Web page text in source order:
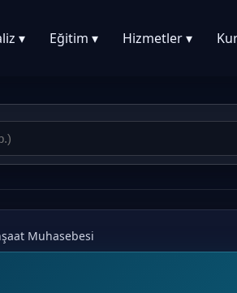
▾ Eğitim ▾ Hizmetler ▾
Muhasebesi